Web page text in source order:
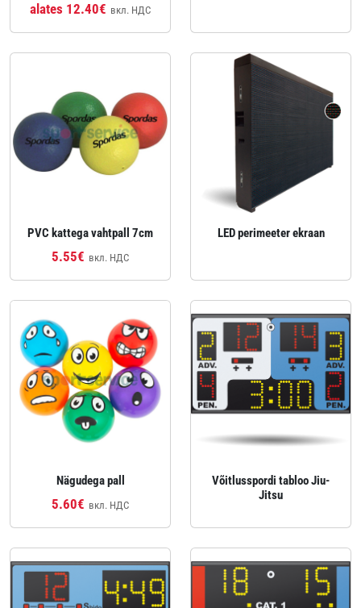
alates 12.40€ вкл. НДС
PVC kattega vahtpall 7cm
5.55€ вкл. НДС
LED perimeeter ekraan
Nägudega pall
5.60€ вкл. НДС
Võitlusspordi tabloo Jiu-
Jitsu